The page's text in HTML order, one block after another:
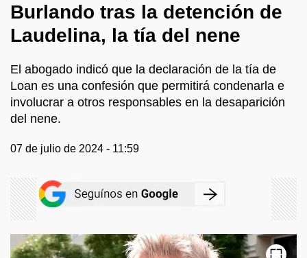
Burlando tras la detención de
Laudelina, la tía del nene
El abogado indicó que la declaración de la tía de
Loan es una confesión que permitirá condenarla e
involucrar a otros responsables en la desaparición
del nene.
07 de julio de 2024 - 11:59